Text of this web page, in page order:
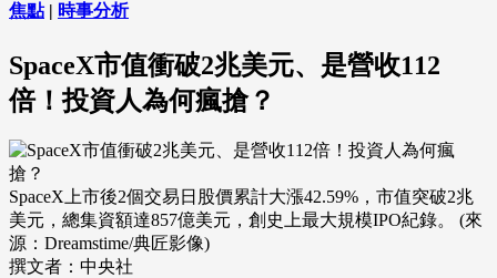
焦點| 時事分析
SpaceX市值衝破2兆美元、是營收112
倍！投資人為何瘋搶？
SpaceX上市後2個交易日股價累計大漲42.59%，市值突破2兆
美元，總集資額達857億美元，創史上最大規模IPO紀錄。 (來
源：Dreamstime/典匠影像)
撰文者：中央社